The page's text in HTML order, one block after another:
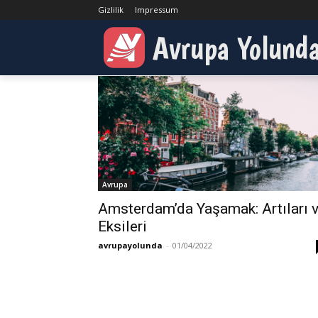
Gizlilik Impressum
Avrupa
Etiketler Amsterdam
Etiket:Amsterdam
Avrupa
Amsterdam’da Yaşamak: Artıları
Eksileri
avrupayolunda - 01/04/2022